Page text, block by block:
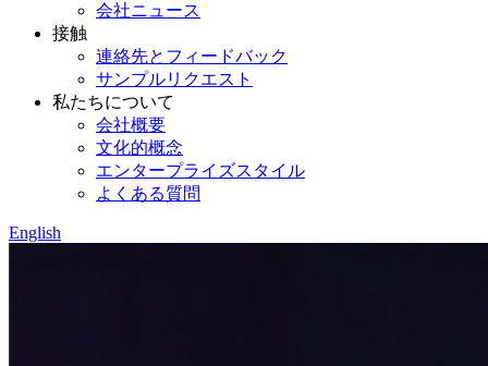
会社ニュース
接触
連絡先とフィードバック
サンプルリクエスト
私たちについて
会社概要
文化的概念
エンタープライズスタイル
よくある質問
English